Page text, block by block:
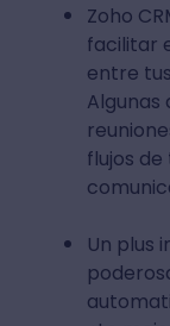
Zoho
facilitar
entre
Algunas
flujos
Un plus